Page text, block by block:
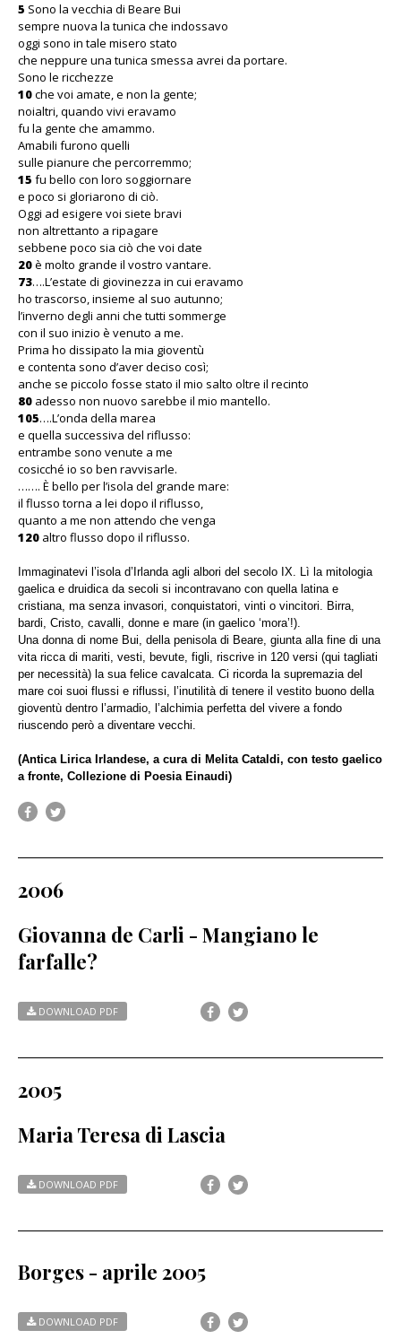
5 Sono la vecchia di Beare Bui
sempre nuova la tunica che indossavo
oggi sono in tale misero stato
che neppure una tunica smessa avrei da portare.
Sono le ricchezze
10che voi amate, e non la gente;
noialtri, quando vivi eravamo
fu la gente che amammo.
Amabili furono quelli
sulle pianure che percorremmo;
15 fu bello con loro soggiornare
e poco si gloriarono di ciò.
Oggi ad esigere voi siete bravi
non altrettanto a ripagare
sebbene poco sia ciò che voi date
20è molto grande il vostro vantare.
73….L’estate di giovinezza in cui eravamo
ho trascorso, insieme al suo autunno;
l’inverno degli anni che tutti sommerge
con il suo inizio è venuto a me.
Prima ho dissipato la mia gioventù
e contenta sono d’aver deciso così;
anche se piccolo fosse stato il mio salto oltre il recinto
80 adesso non nuovo sarebbe il mio mantello.
105….L’onda della marea
e quella successiva del riflusso:
entrambe sono venute a me
cosicché io so ben ravvisarle.
……. È bello per l’isola del grande mare:
il flusso torna a lei dopo il riflusso,
quanto a me non attendo che venga
120 altro flusso dopo il riflusso.
Immaginatevi l’isola d’Irlanda agli albori del secolo IX. Lì la mitologia
gaelica e druidica da secoli si incontravano con quella latina e
cristiana, ma senza invasori, conquistatori, vinti o vincitori. Birra,
bardi, Cristo, cavalli, donne e mare (in gaelico ‘mora’!).
Una donna di nome Bui, della penisola di Beare, giunta alla fine di una
vita ricca di mariti, vesti, bevute, figli, riscrive in 120 versi (qui tagliati
per necessità) la sua felice cavalcata. Ci ricorda la supremazia del
mare coi suoi flussi e riflussi, l’inutilità di tenere il vestito buono della
gioventù dentro l’armadio, l’alchimia perfetta del vivere a fondo
riuscendo però a diventare vecchi.
(Antica Lirica Irlandese, a cura di Melita Cataldi, con testo gaelico
a fronte, Collezione di Poesia Einaudi)
2006
Giovanna de Carli - Mangiano le
farfalle?
DOWNLOAD PDF
2005
Maria Teresa di Lascia
DOWNLOAD PDF
Borges - aprile 2005
DOWNLOAD PDF